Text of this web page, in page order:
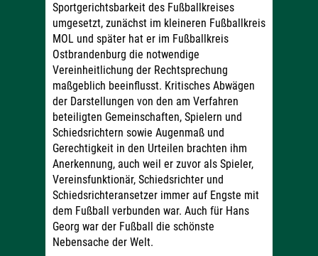
Sportgerichtsbarkeit des Fußballkreises
umgesetzt, zunächst im kleineren Fußballkreis
MOL und später hat er im Fußballkreis
Ostbrandenburg die notwendige
Vereinheitlichung der Rechtsprechung
maßgeblich beeinflusst. Kritisches Abwägen
der Darstellungen von den am Verfahren
beteiligten Gemeinschaften, Spielern und
Schiedsrichtern sowie Augenmaß und
Gerechtigkeit in den Urteilen brachten ihm
Anerkennung, auch weil er zuvor als Spieler,
Vereinsfunktionär, Schiedsrichter und
Schiedsrichteransetzer immer auf Engste mit
dem Fußball verbunden war. Auch für Hans
Georg war der Fußball die schönste
Nebensache der Welt.